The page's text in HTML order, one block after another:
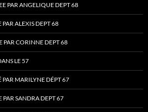
PAR ANGELIQUE DEPT 68
ALEXIS DEPT 68
PAR CORINNE DEPT 68
LE 57
MARILYNE DÉPT 67
PAR SANDRA DEPT 67